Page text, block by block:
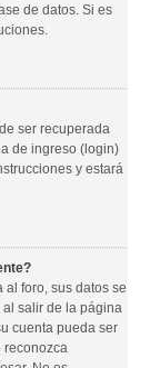
de datos. Si es
ser recuperada
de ingreso (login)
y estará
foro, sus datos se
salir de la página
cuenta pueda ser
reconozca